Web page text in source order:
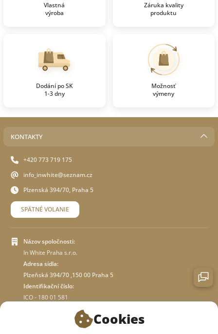
Vlastná
výroba
Záruka kvality
produktu
Dodání po SK
1-3 dny
Možnosť
výmeny
KONTAKTY
+420 773 719 175
info_inwhite@seznam.cz
Plzenská 394/70, Praha 5
SPÄTNÉ VOLANIE
Názov spoločnosti:
In White Praha s.r.o.
Adresa sídla:
Plzeňská 394/70 ,150 00 Praha 5
Identifikační číslo:
ICO - 180 01 581
Cookies